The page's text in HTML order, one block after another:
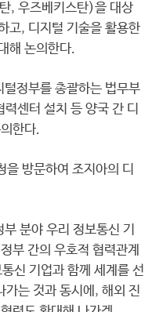
, 우즈베키스탄)을 대상
고, 디지털 기술을 활용한
해 논의한다.
정부를 총괄하는 법무부
센터 설치 등 양국 간 디
한다.
방문하여 조지아의 디
분야 우리 정보통신 기
부 간의 우호적 협력관계
신 기업과 함께 세계를 선
가는 것과 동시에, 해외 진